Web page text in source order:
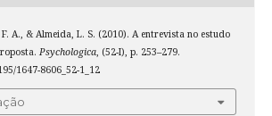
A., & Almeida, L. S. (2010). A entrevista no estudo
Psychologica, (52-I), p. 253–279.
1647-8606_52-1_12